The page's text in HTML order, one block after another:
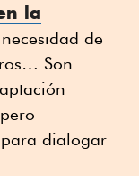
la
de
Son
dialogar